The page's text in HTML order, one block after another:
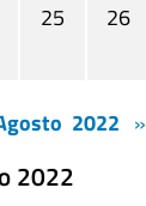
25 26
2022 »
2022